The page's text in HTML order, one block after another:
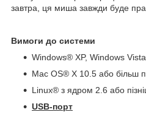
завтра, ця миша завжди буде
Вимоги до системи
Windows® XP, Windows
Mac OS® X 10.5 або більш
Linux® з ядром 2.6 або
USB-порт